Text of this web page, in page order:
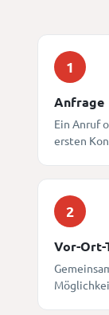
1
Anfrage
Ein Anruf
ersten
2
Vor-Ort-